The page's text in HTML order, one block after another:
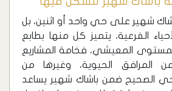
شهير على حي واحد أو اثنين، بل
الفرعية، يتميز كل منها بطابع
المعيشي، فخامة المشاريع
المرافق الحيوية، وغيرها من
الحي الصحيح ضمن باشاك شهير يساعد